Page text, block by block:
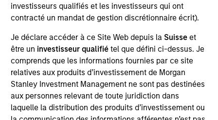
investisseurs qualifiés et les investisseurs qui ont
contracté un mandat de gestion discrétionnaire écrit).
Je déclare accéder à ce Site Web depuis la Suisse et
être un investisseur qualifiétel que défini ci-dessus. Je
comprends que les informations fournies par ce site
relatives aux produits d’investissement de Morgan
Stanley Investment Management ne sont pas destinées
aux personnes relevant de toute juridiction dans
laquelle la distribution des produits d’investissement ou
As of July 25, 2025. The above is provided for informational
and educational purposes only. There is no guarantee that
the investment mentioned resulted in positive performance
(for realized holdings), or will perform well in the future (for
current holdings). The trademarks and service marks above
are the property of their respective owners. The information
on this website has not been authorized, sponsored, or
otherwise approved by such owners. By clicking on any
links shown here, you agree that you are navigating to a
third party site. We are providing these hyperlinks to you
only as a convenience and the inclusion of any hyperlink is
not and does not imply any endorsement, approval,
investigation, verification or monitoring by us of any